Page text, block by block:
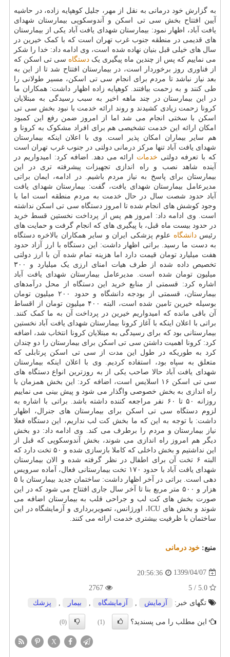
به گزارش خود درمانی به نقل از مهر، جلیل کوهپایه زاده، در حاشیه
آیین افتتاح بخش سی تی اسکن و آندوسکوپی بیمارستان شهدای
یافت آباد، اظهار نمود: بیمارستان شهدای یافت آباد یکی از بیمارستان
های قدیمی در منطقه جنوب غرب تهران است که با کمک خیرین در
سال های خیلی قبل بنیان نهاده شده است، وی ادامه داد: خدا را شکر
می نماییم که پس از چندین ماه پیگیری یک دستگاه سی تی اسکن که
از فناوری روز برخوردار است، در بیمارستان افتتاح شد تا از این به
بعد نیاز نباشد تا مردم برای انجام سی تی اسکن، مسیر طولانی را
طی کنند و به زحمت بیافتند. کوهپایه زاده اظهار داشت: همکاران ما
در این بیمارستان در چند ماهه اخیر به سبب رسیدگی به مبتلایان
کرونا زحمت زیادی کشیدند و روند ارائه خدمت با نبود بخش سی تی
اسکن با سختی انجام می شد اما از امروز ضمن رفع این کمبود
امکان ارائه این خدمت تشخیصی هم برای افراد مشکوک به کرونا و
هم سایر بیماران امکان پذیر است. وی با اعلان اینکه بیمارستان
شهدای یافت آباد تنها مرکز درمانی دولتی در جنوب غرب تهران است
که با تعرفه دولتی خدمات ارائه می دهد. اضافه کرد: امیدواریم در
آینده شاهد نصب و راه اندازی تجهیزات پیشرفته تری در این
بیمارستان برای پاسخ به نیاز مردم باشیم. در ادامه، ایمان براتی
مدیرعامل بیمارستان شهدای یافت، گفت: بیمارستان شهدای یافت
آباد حدود شصت سال در حال خدمت به مردم منطقه است اما با
وجود کوشش های انجام شده تا امروز دستگاه سی تی اسکن نداشته
است. وی ادامه داد: امروز هم پس از پرداخت نخستین قسط خرید
در حدود بیست ماه قبل، با پیگیری های که انجام گرفت و حمایت های
رئیسدانشگاه علوم پزشکی ایران و سایر همکاران بالاخره دستگاه
به دست ما رسید. براتی اظهار داشت: این دستگاه با ارز آزاد حدود
هفت میلیارد تومان قیمت دارد اما هزینه تمام شده آن با ارز دولتی
تخصیص داده شده از طرف هیات امنای ارزی یک میلیارد و ۳۰۰
میلیون تومان شده است. مدیرعامل بیمارستان شهدای یافت آباد
اشاره کرد: قسمتی از منابع خرید این دستگاه از محل درآمدهای
بیمارستان، قسمتی از بودجه دانشگاه و حدود ۲۰۰ میلیون تومان
بوسیله خیرین تامین شده است، البته ۴۰۰ میلیون تومان از اقساط
آن باقی مانده که امیدواریم خیرین در پرداخت آن به ما کمک کنند.
براتی با اعلان اینکه با آغاز کرونا بیمارستان شهدای یافت آباد نخستین
بیمارستانی بود که برای رسیدگی به مبتلایان کرونا انتخاب شد، اضافه
کرد: کرونا اهمیت داشتن سی تی اسکن برای بیمارستان را دو چندان
کرد به طوریکه در طول این مدت از سی تی اسکن پرتابلی که
متعلق به سپاه بود، استفاده کردیم. وی با اعلان اینکه بیمارستان
شهدای یافت آباد حالا صاحب یکی از به روزترین انواع دستگاه های
سی تی اسکن ۱۶ اسلایس است، اضافه کرد: این بخش همزمان با
راه اندازی به بخش خصوصی واگذار می شود و پیش بینی می نماییم
روزانه ۵۰ تا ۶۰ نفر مراجعه کننده داشته باشد. براتی با اشاره به
لزوم دستگاه سی تی اسکن برای بیمارستان های جنرال، اظهار
داشت: با توجه به این که ما بخش کت لب نداریم، این دستگاه فعلا
نیاز بیمارستان و مردم را برطرف می کند. وی ادامه داد: دو بخش
دیگر هم امروز راه اندازی می شوند، بخش آندوسکوپی که قبل از
این نداشتیم و بخش داخلی که کاملا بازسازی شده و ۵۰ تخت دارد که
البته ۶ تخت آن برای اطفال در نظر گرفته شده و الان بیمارستان
شهدای یافت آباد با حدود ۱۷۰ تخت بیمارستانی فعال، آماده سرویس
دهی است. براتی در آخر اظهار داشت: ساختمان جدید بیمارستان با ۵
هزار و ۵۰۰ متر مربع بنا تا آخر سال جاری افتتاح می شود که در این
صورت بخش های کت لب و جراحی قلب به بیمارستان اضافه می
شوند و بخش های ICU، اورژانس، تصویربرداری و آزمایشگاه در این
ساختمان با ظرفیت بیشتری خدمت ارائه می کنند.
منبع: خود درمانی
1399/04/07
20:56:36
تگهای خبر:
آزمایش , آزمایشگاه , بیمار , پزشك
این مطلب را می پسندید؟ (1)
(0)
X